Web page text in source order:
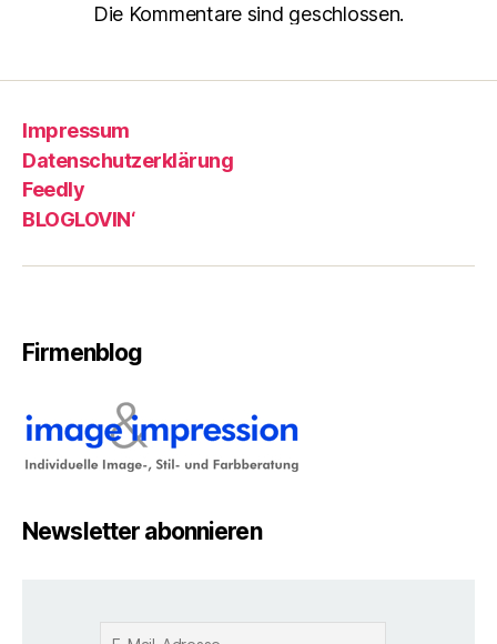
Die Kommentare sind geschlossen.
Impressum
Datenschutzerklärung
Feedly
BLOGLOVIN‘
Firmenblog
Newsletter abonnieren